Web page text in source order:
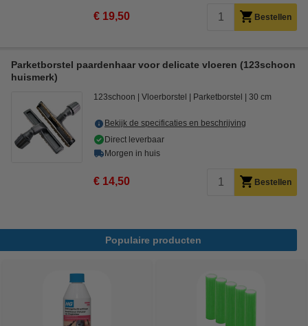
€ 19,50 Bestellen
Parketborstel paardenhaar voor delicate vloeren (123schoon
huismerk)
123schoon Vloerborstel Parketborstel 30 cm
Bekijk de specificaties en beschrijving
Direct leverbaar
Morgen in huis
€ 14,50 Bestellen
Populaire producten